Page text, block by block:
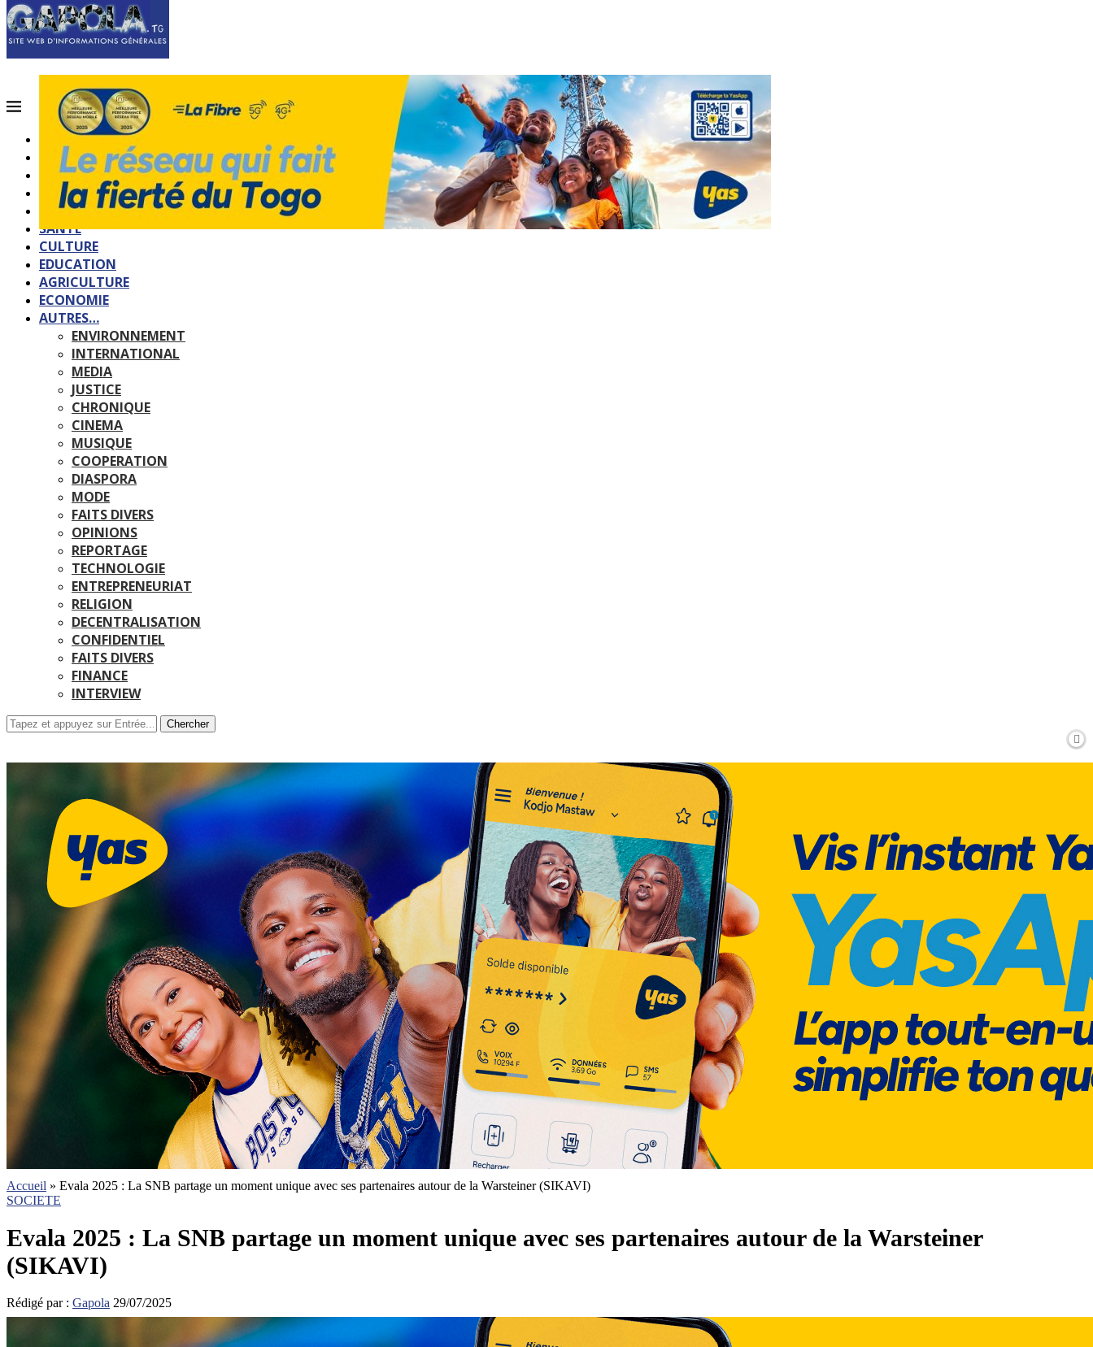
ACCUEIL
QUI SOMMES-NOUS?
POLITIQUE
SOCIETE
SPORTS
SANTE
CULTURE
EDUCATION
AGRICULTURE
ECONOMIE
AUTRES…
ENVIRONNEMENT
INTERNATIONAL
MEDIA
JUSTICE
CHRONIQUE
CINEMA
MUSIQUE
COOPERATION
DIASPORA
MODE
FAITS DIVERS
OPINIONS
REPORTAGE
TECHNOLOGIE
ENTREPRENEURIAT
RELIGION
DECENTRALISATION
CONFIDENTIEL
FAITS DIVERS
FINANCE
INTERVIEW
Chercher
Accueil » Evala 2025 : La SNB partage un moment unique avec ses partenaires autour de la Warsteiner (SIKAVI)
SOCIETE
Evala 2025 : La SNB partage un moment unique avec ses partenaires autour de la Warsteiner
(SIKAVI)
Rédigé par : Gapola 29/07/2025